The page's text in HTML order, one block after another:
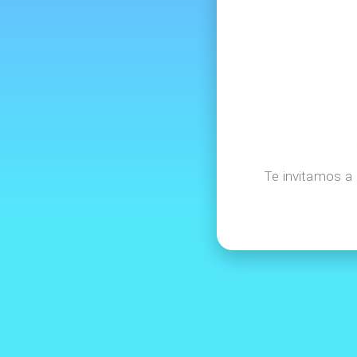
Te invitamos a